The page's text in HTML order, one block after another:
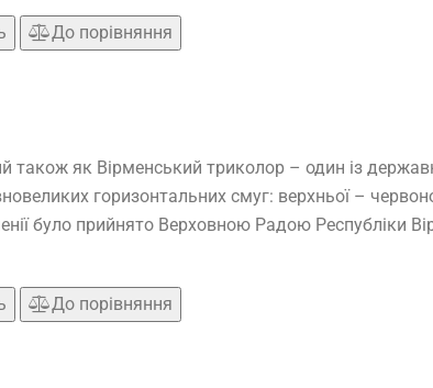
До порівняння
також як Вірменський триколор – один із
горизонтальних смуг: верхньої –
було прийнято Верховною Радою Республіки
До порівняння